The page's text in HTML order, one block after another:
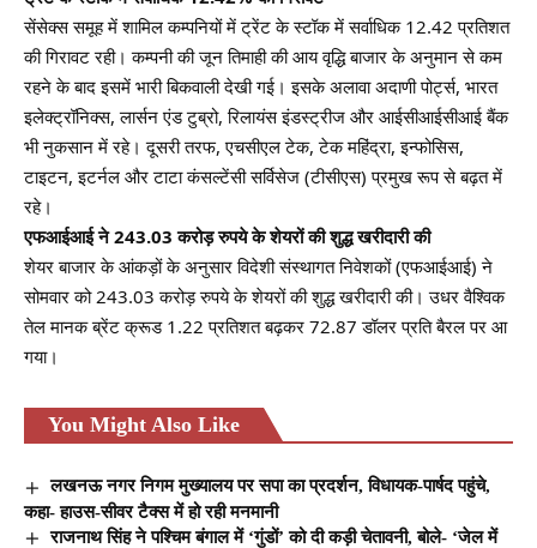
सेंसेक्स समूह में शामिल कम्पनियों में ट्रेंट के स्टॉक में सर्वाधिक 12.42 प्रतिशत
की गिरावट रही। कम्पनी की जून तिमाही की आय वृद्धि बाजार के अनुमान से कम
रहने के बाद इसमें भारी बिकवाली देखी गई। इसके अलावा अदाणी पोर्ट्स, भारत
इलेक्ट्रॉनिक्स, लार्सन एंड टुब्रो, रिलायंस इंडस्ट्रीज और आईसीआईसीआई बैंक
भी नुकसान में रहे। दूसरी तरफ, एचसीएल टेक, टेक महिंद्रा, इन्फोसिस,
टाइटन, इटर्नल और टाटा कंसल्टेंसी सर्विसेज (टीसीएस) प्रमुख रूप से बढ़त में
रहे।
एफआईआई ने243.03 करोड़ रुपये के शेयरों की शुद्ध खरीदारी की
शेयर बाजार के आंकड़ों के अनुसार विदेशी संस्थागत निवेशकों (एफआईआई) ने
सोमवार को 243.03 करोड़ रुपये के शेयरों की शुद्ध खरीदारी की। उधर वैश्विक
तेल मानक ब्रेंट क्रूड 1.22 प्रतिशत बढ़कर 72.87 डॉलर प्रति बैरल पर आ
गया।
You Might Also Like
लखनऊ नगर निगम मुख्यालय पर सपा का प्रदर्शन, विधायक-पार्षद पहुंचे,
कहा- हाउस-सीवर टैक्स में हो रही मनमानी
राजनाथ सिंह ने पश्चिम बंगाल में ‘गुंडों’ को दी कड़ी चेतावनी, बोले- ‘जेल में